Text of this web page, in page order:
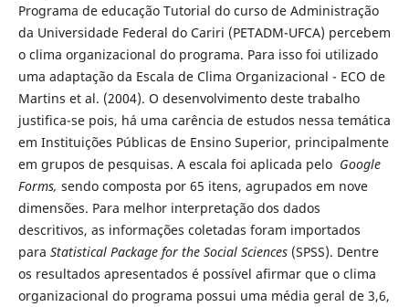
Programa de educação Tutorial do curso de Administração
da Universidade Federal do Cariri (PETADM-UFCA) percebem
o clima organizacional do programa. Para isso foi utilizado
uma adaptação da Escala de Clima Organizacional - ECO de
Martins et al. (2004). O desenvolvimento deste trabalho
justifica-se pois, há uma carência de estudos nessa temática
em Instituições Públicas de Ensino Superior, principalmente
em grupos de pesquisas. A escala foi aplicada pelo Google
Forms, sendo composta por 65 itens, agrupados em nove
dimensões. Para melhor interpretação dos dados
descritivos, as informações coletadas foram importados
para Statistical Package for the Social Sciences(SPSS). Dentre
os resultados apresentados é possível afirmar que o clima
organizacional do programa possui uma média geral de 3,6,